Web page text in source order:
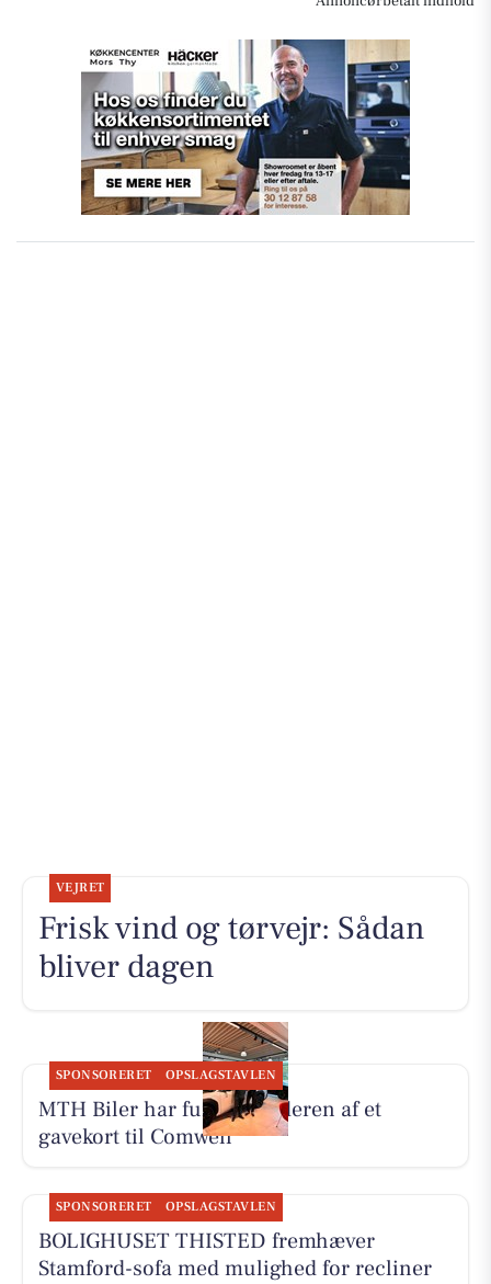
VEJRET
Frisk vind og tørvejr: Sådan
bliver dagen
SPONSORERET OPSLAGSTAVLEN
MTH Biler har fundet vinderen af et
gavekort til Comwell
SPONSORERET OPSLAGSTAVLEN
BOLIGHUSET THISTED fremhæver
Stamford-sofa med mulighed for recliner